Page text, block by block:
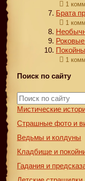
1
Брата
1
1
Поиск по сайту
Мистические
Страшные фото и
Ведьмы и колдуны
Кладбище и
Гадания и